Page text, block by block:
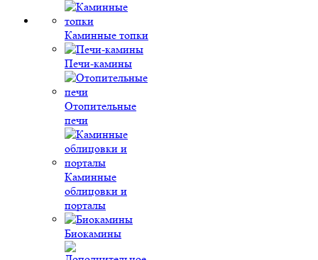
Каминные топки
Печи-камины
Отопительные
печи
Каминные
облицовки и
порталы
Биокамины